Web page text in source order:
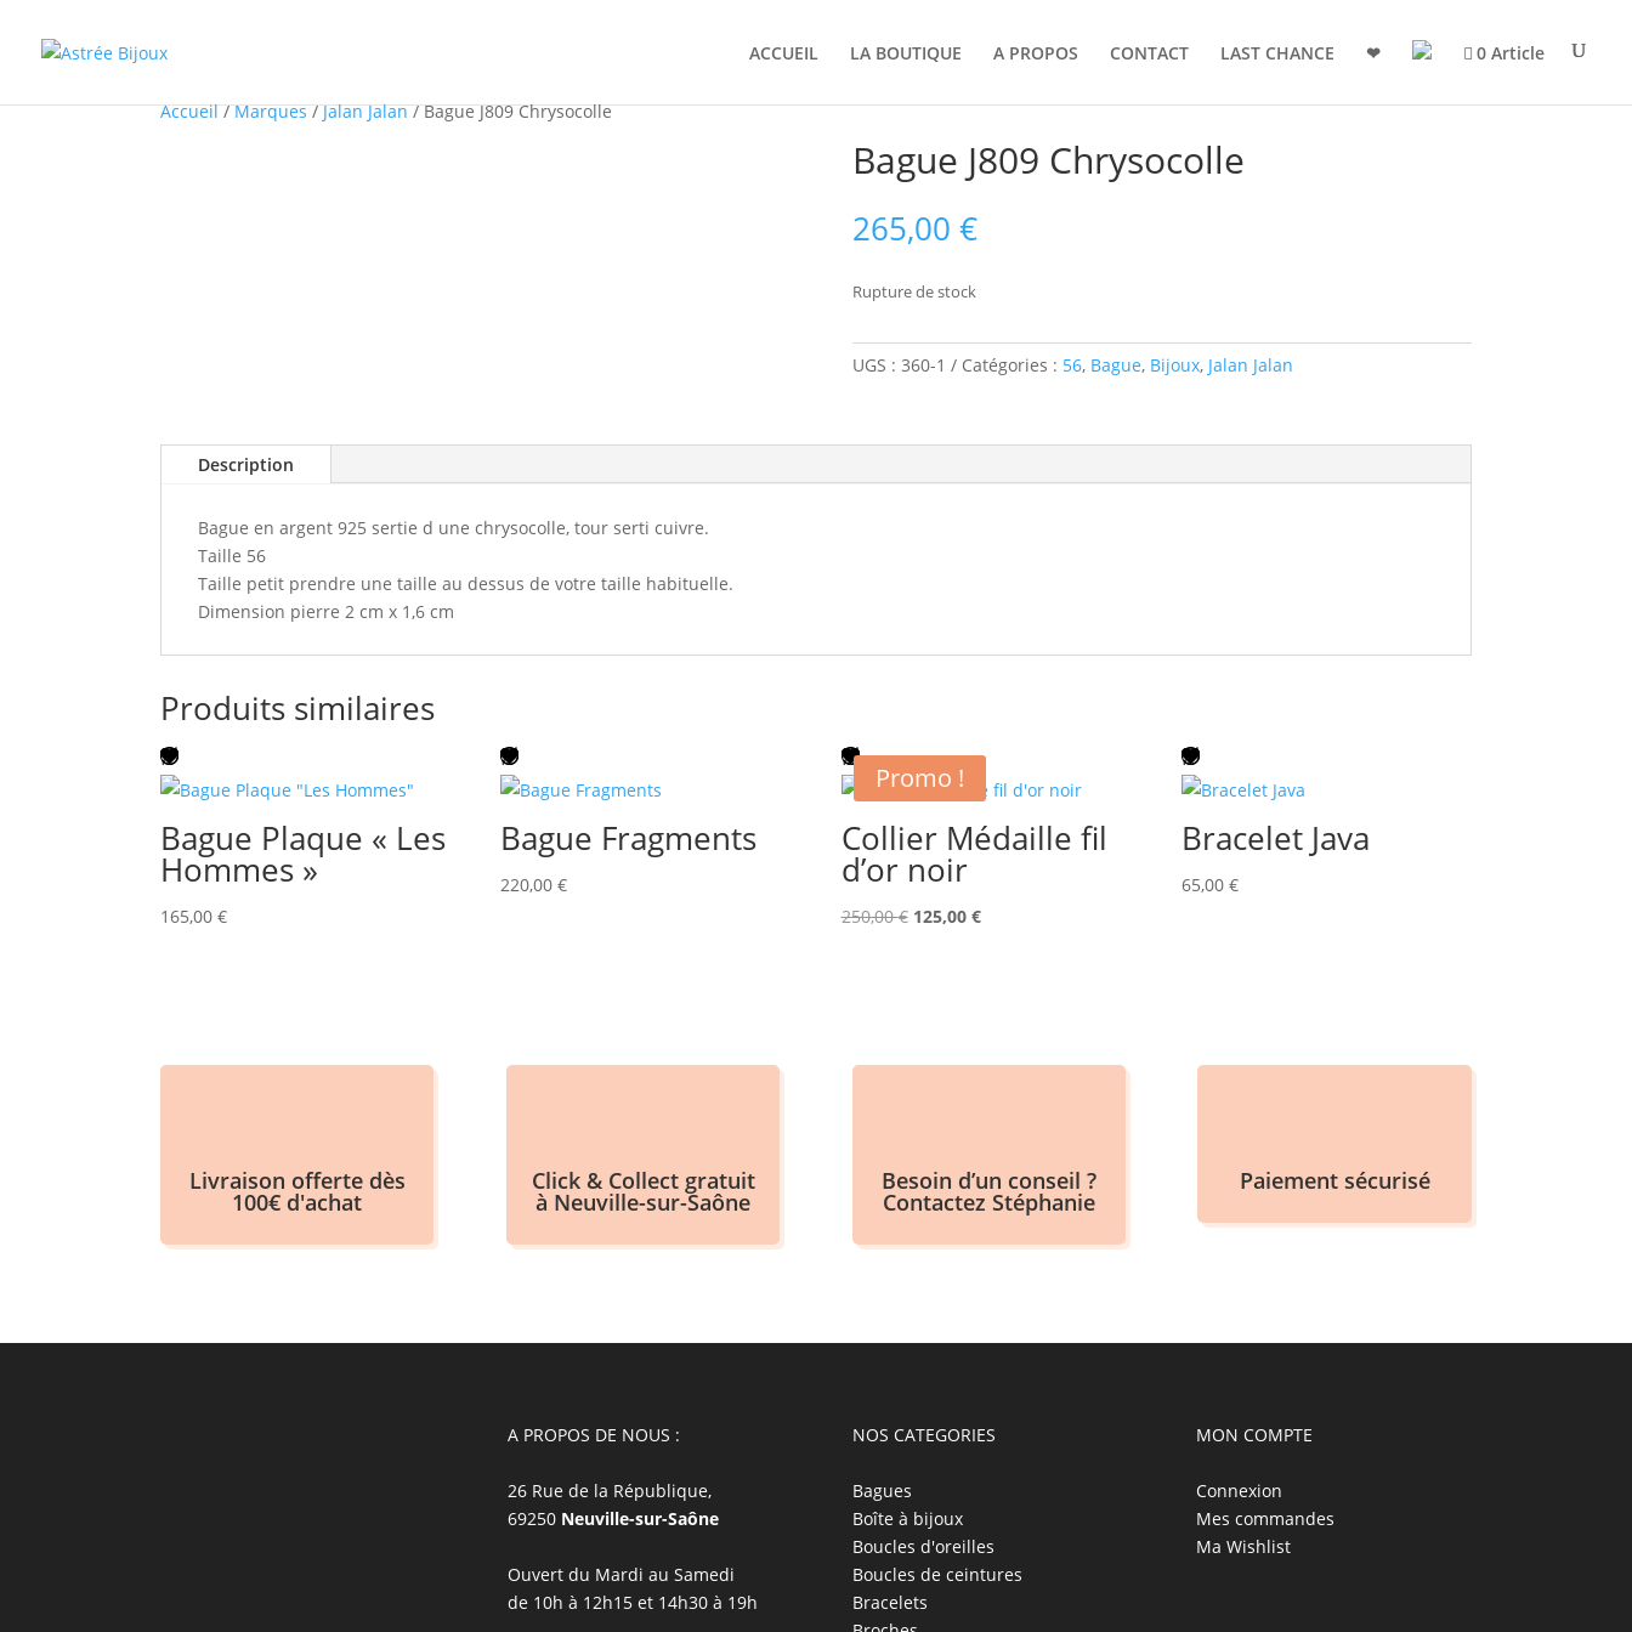
ACCUEIL LA BOUTIQUE A PROPOS CONTACT LAST CHANCE ❤ 0 Article
Accueil/Marques/Jalan Jalan/ Bague J809 Chrysocolle
Bague J809 Chrysocolle
265,00 €
Rupture de stock
UGS : 360-1 Catégories : 56, Bague, Bijoux, Jalan Jalan
Description
Bague en argent 925 sertie d une chrysocolle, tour serti cuivre.
Taille 56
Taille petit prendre une taille au dessus de votre taille habituelle.
Dimension pierre 2 cm x 1,6 cm
Produits similaires
Bague Plaque « Les
Hommes »
165,00 €
Bague Fragments
220,00€
Promo !
Collier Médaille fil
d’or noir
250,00€ Le
125,00 €Le
Bracelet Java
65,00 €
Livraison offerte dès
100€ d'achat
Click & Collect gratuit
à Neuville-sur-Saône
Besoin d’un conseil ?
Contactez Stéphanie
Paiement sécurisé
A PROPOS DE NOUS :
26 Rue de la République,
69250 Neuville-sur-Saône
Ouvert du Mardi au Samedi
de 10h à 12h15 et 14h30 à 19h
NOS CATEGORIES
Bagues
Boîte à bijoux
Boucles d'oreilles
Boucles de ceintures
Bracelets
MON COMPTE
Connexion
Mes commandes
Ma Wishlist